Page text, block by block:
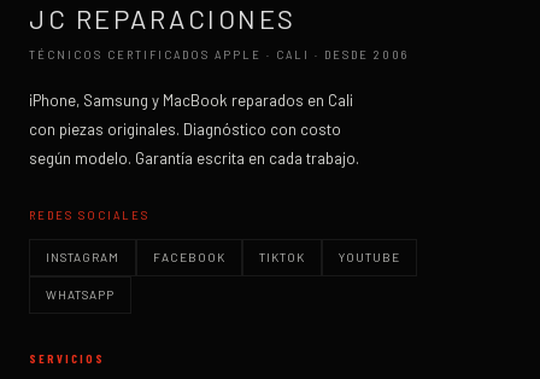
JC REPARACIONES
TÉCNICOS CERTIFICADOS APPLE · CALI · DESDE 2006
iPhone, Samsung y MacBook reparados en Cali
con piezas originales. Diagnóstico con costo
según modelo. Garantía escrita en cada trabajo.
REDES SOCIALES
INSTAGRAM FACEBOOK TIKTOK YOUTUBE
WHATSAPP
SERVICIOS